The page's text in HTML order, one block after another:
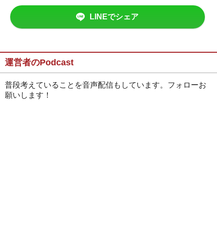
LINEでシェア
運営者のPodcast
普段考えていることを音声配信もしています。フォローお
願いします！